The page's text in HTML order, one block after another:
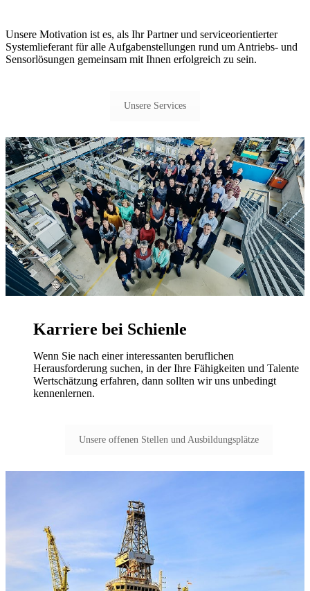
Unsere Motivation ist es, als Ihr Partner und serviceorientierter
Systemlieferant für alle Aufgabenstellungen rund um Antriebs- und
Sensorlösungen gemeinsam mit Ihnen erfolgreich zu sein.
Unsere Services
Karriere bei Schienle
Wenn Sie nach einer interessanten beruflichen
Herausforderung suchen, in der Ihre Fähigkeiten und Talente
Wertschätzung erfahren, dann sollten wir uns unbedingt
kennenlernen.
Unsere offenen Stellen und Ausbildungsplätze